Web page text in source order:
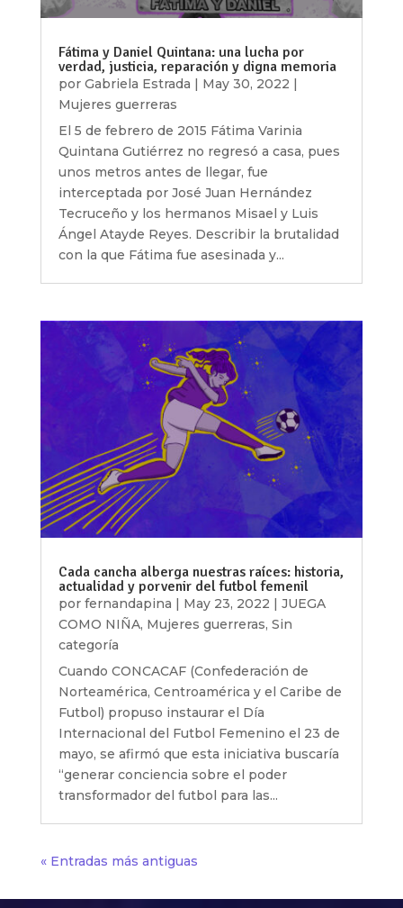
Fátima y Daniel Quintana: una lucha por
verdad, justicia, reparación y digna memoria
por Gabriela Estrada | May 30, 2022 |
Mujeres guerreras
El 5 de febrero de 2015 Fátima Varinia
Quintana Gutiérrez no regresó a casa, pues
unos metros antes de llegar, fue
interceptada por José Juan Hernández
Tecruceño y los hermanos Misael y Luis
Ángel Atayde Reyes. Describir la brutalidad
con la que Fátima fue asesinada y...
Cada cancha alberga nuestras raíces: historia,
actualidad y porvenir del futbol femenil
por fernandapina | May 23, 2022 | JUEGA
COMO NIÑA, Mujeres guerreras, Sin
categoría
Cuando CONCACAF (Confederación de
Norteamérica, Centroamérica y el Caribe de
Futbol) propuso instaurar el Día
Internacional del Futbol Femenino el 23 de
mayo, se afirmó que esta iniciativa buscaría
“generar conciencia sobre el poder
transformador del futbol para las...
« Entradas más antiguas